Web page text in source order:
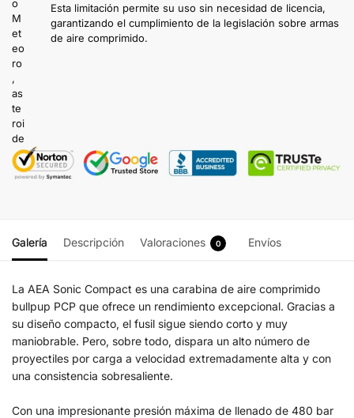
Esta limitación permite su uso sin necesidad de licencia,
garantizando el cumplimiento de la legislación sobre armas
de aire comprimido.
Galería Descripción Valoraciones 0 Envíos
La AEA Sonic Compact es una carabina de aire comprimido
bullpup PCP que ofrece un rendimiento excepcional. Gracias a
su diseño compacto, el fusil sigue siendo corto y muy
maniobrable. Pero, sobre todo, dispara un alto número de
proyectiles por carga a velocidad extremadamente alta y con
una consistencia sobresaliente.
Con una impresionante presión máxima de llenado de 480 bar